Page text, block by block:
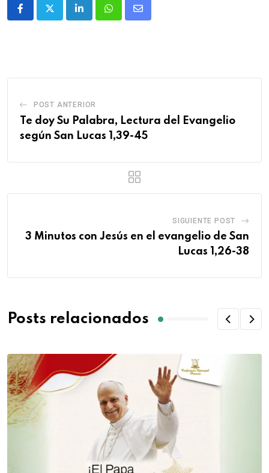
POST ANTERIOR
Te doy Su Palabra, Lectura del Evangelio
según San Lucas 1,39-45
SIGUIENTE POST
3 Minutos con Jesús en el evangelio de San
Lucas 1,26-38
Posts relacionados